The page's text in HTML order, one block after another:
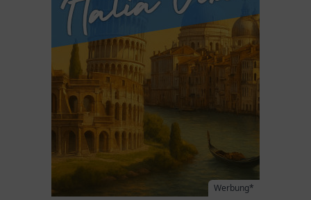
Werbung*